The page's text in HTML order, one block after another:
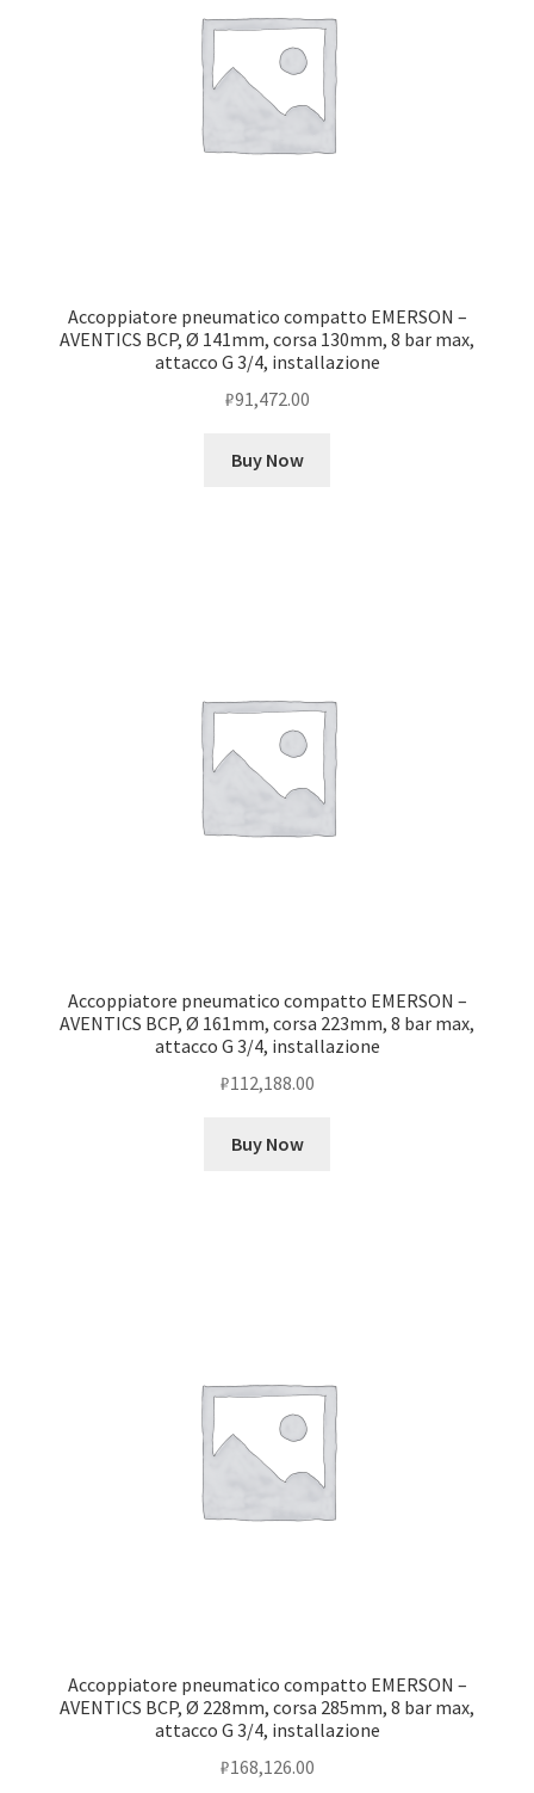
Accoppiatore pneumatico compatto EMERSON –
AVENTICS BCP, Ø 141mm, corsa 130mm, 8 bar max,
attacco G 3/4, installazione
₽91,472.00
Buy Now
Accoppiatore pneumatico compatto EMERSON –
AVENTICS BCP, Ø 161mm, corsa 223mm, 8 bar max,
attacco G 3/4, installazione
₽112,188.00
Buy Now
Accoppiatore pneumatico compatto EMERSON –
AVENTICS BCP, Ø 228mm, corsa 285mm, 8 bar max,
attacco G 3/4, installazione
₽168,126.00